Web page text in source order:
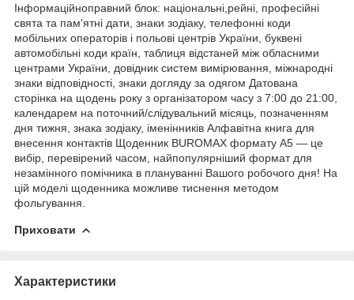
Інформаційноправний блок: національні,рейні, професійні
свята та пам'ятні дати, знаки зодіаку, телефонні коди
мобільних операторів і польові центрів України, буквені
автомобільні коди країн, таблиця відстаней між обласними
центрами України, довідник систем вимірювання, міжнародні
знаки відповідності, знаки догляду за одягом Датована
сторінка на щодень року з організатором часу з 7:00 до 21:00,
календарем на поточний/слідувальний місяць, позначенням
дня тижня, знака зодіаку, іменінників Алфавітна книга для
внесення контактів Щоденник BUROMAX формату А5 — це
вибір, перевірений часом, найпопулярніший формат для
незамінного помічника в плануванні Вашого робочого дня! На
цій моделі щоденника можливе тиснення методом
фольгування.
Приховати
Характеристики